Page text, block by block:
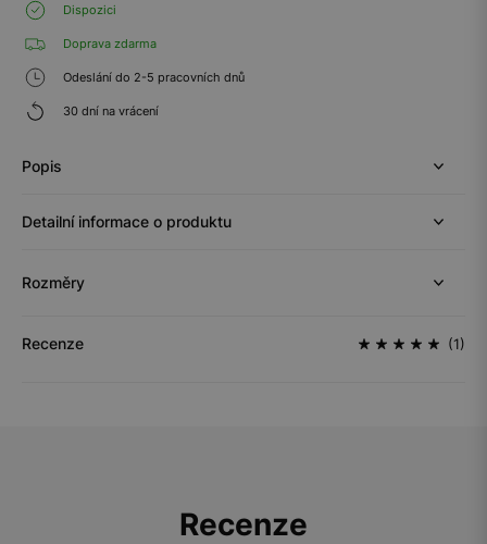
Dispozici
Doprava zdarma
Odeslání do 2-5 pracovních dnů
30 dní na vrácení
Popis
Detailní informace o produktu
Rozměry
Recenze (1)
Recenze